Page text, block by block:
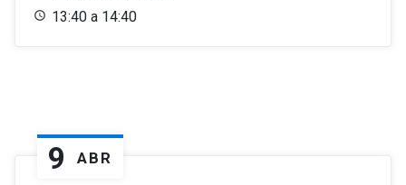
13:40 a 14:40
9 ABR